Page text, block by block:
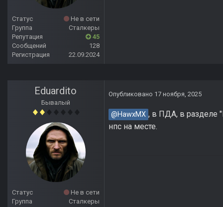
Статус
Не в сети
Группа
Сталкеры
Репутация
45
Сообщений
128
Регистрация
22.09.2024
Eduardito
Бывалый
Статус
Не в сети
Группа
Сталкеры
Опубликовано 17 ноября, 2025
@HawxMX , в ПДА, в разделе
нпс на месте.